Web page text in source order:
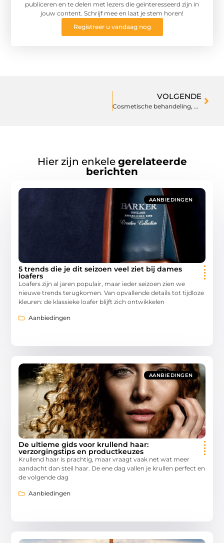
publiceren en te delen met lezers die geïnteresseerd zijn in
jouw content. Schrijf mee en laat je stem horen!
Registreer u vandaag nog
VOLGENDE
Cosmetische behandeling, not done?
Hier zijn enkele gerelateerde
berichten
AANBIEDINGEN
5 trends die je dit seizoen veel ziet bij dames
loafers
Loafers zijn al jaren populair, maar ieder seizoen zien we
nieuwe trends terugkomen. Van opvallende details tot tijdloze
kleuren: de klassieke loafer blijft zich ontwikkelen
Aanbiedingen
AANBIEDINGEN
De ultieme gids voor krullend haar:
verzorgingstips en productkeuzes
Krullend haar is prachtig, maar vraagt vaak net wat meer
aandacht dan steil haar. De ene dag vallen je krullen perfect en
de volgende dag
Aanbiedingen